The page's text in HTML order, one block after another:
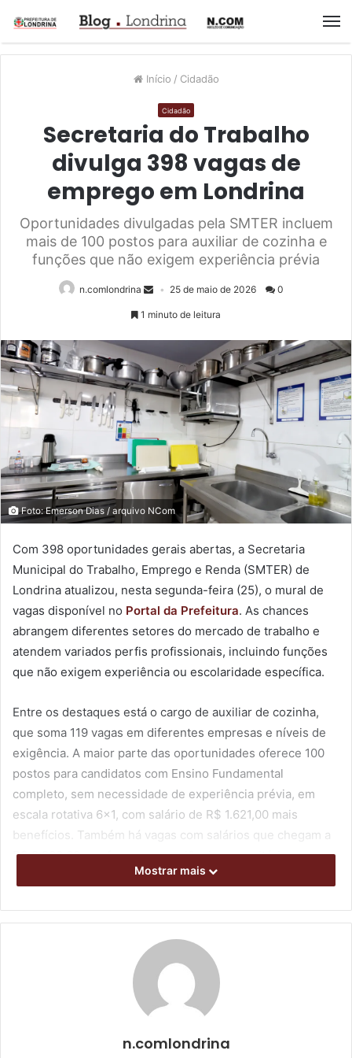
Início / Cidadão
Cidadão
Secretaria do Trabalho
divulga 398 vagas de
emprego em Londrina
Oportunidades divulgadas pela SMTER incluem
mais de 100 postos para auxiliar de cozinha e
funções que não exigem experiência prévia
n.comlondrina 25 de maio de 2026 0
1 minuto de leitura
Foto: Emerson Dias / arquivo NCom
Com 398 oportunidades gerais abertas, a Secretaria
Municipal do Trabalho, Emprego e Renda (SMTER) de
Londrina atualizou, nesta segunda-feira (25), o mural de
vagas disponível no Portal da Prefeitura. As chances
abrangem diferentes setores do mercado de trabalho e
atendem variados perfis profissionais, incluindo funções
que não exigem experiência ou escolaridade específica.
Entre os destaques está o cargo de auxiliar de cozinha,
que soma 119 vagas em diferentes empresas e níveis de
exigência. A maior parte das oportunidades oferece 100
postos para candidatos com Ensino Fundamental
completo, sem necessidade de experiência prévia, em
escala rotativa 6×1, com salário de R$ 1.621,00 mais
benefícios. Também há vagas com salários que chegam a
R$ 2.200,00, conforme a experiência e os critérios
exigidos pelas empresas.
Outro destaque é a função de auxiliar de linha de
produção, com 22 oportunidades abertas. Parte das vagas
exige apenas Ensino Fundamental completo e não requer
experiência, com salários entre R$ 1.815,00 e R$ 2.420,00,
A lista ainda reúne vagas para carregador de armazém
Mostrar mais
n.comlondrina